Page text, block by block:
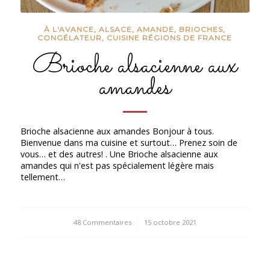
À L'AVANCE,ALSACE,AMANDE, BRIOCHES,
CONGÉLATEUR, CUISINE RÉGIONS DE FRANCE
Brioche alsacienne aux
amandes
Brioche alsacienne aux amandes Bonjour à tous.
Bienvenue dans ma cuisine et surtout… Prenez soin de
vous… et des autres! . Une Brioche alsacienne aux
amandes qui n'est pas spécialement légère mais
tellement…
48 Commentaires
/ 15 octobre 2021